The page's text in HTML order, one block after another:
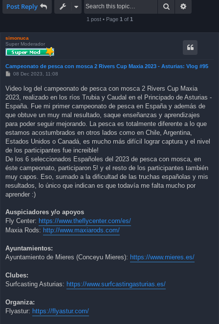
Post Reply Search
1 post • Page 1 of 1
simonuca
Super Moderador
Campeonato de pesca con mosca 2 Rivers Cup Maxia 2023 - Asturias: Vlog #95
P
t
08 Dec 2023, 11:08
Video log del campeonato de pesca con mosca 2 Rivers Cup Maxia
2023, realizado en los ríos Trubia y Caudal en el Principado de Asturias -
España. Fue mi primer campeonato de pesca en España y además de
que obtuve un muy mal resultado, saque enseñanzas y aprendizajes
para poder seguir mejorando. La pesca es totalmente diferente a lo que
estamos acostumbrados en otros lados como en Chile, Argentina,
Estados Unidos o Canadá, es mucho más difícil lograr captura y el nivel
de los participantes fue increible!
De los 6 seleccionados Españoles del 2023 de pesca con mosca, en
éste campeonato, participaron 5! y el resto de los participantes también
muy capos. Eso, sumado a la dificultad de las truchas españolas y mis
resultados, lo único que indican es que todavía me falta mucho por
aprender :)
Auspiciadores y/o apoyos
Fly Center: https://www.theflycenter.com/es/
Maxia Rods: http://www.maxiarods.com/
Ayuntamientos:
Ayuntamiento de Mieres (Conceyu Mieres): https://www.mieres.es/
Clubes:
Surfcasting Asturias: https://www.surfcastingasturias.es/
Organiza:
Flyastur: https://flyastur.com/